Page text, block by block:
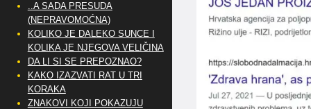
..A SADA PRESUDA
(NEPRAVOMOĆNA)
KOLIKO JE DALEKO SUNCE I
KOLIKA JE NJEGOVA VELIČINA
DA LI SI SE PREPOZNAO?
KAKO IZAZVATI RAT U TRI
KORAKA
ZNAKOVI KOJI POKAZUJU